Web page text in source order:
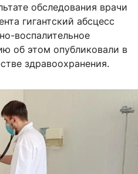
обследования врачи
гигантский абсцесс
воспалительное
об этом опубликовали в
здравоохранения.